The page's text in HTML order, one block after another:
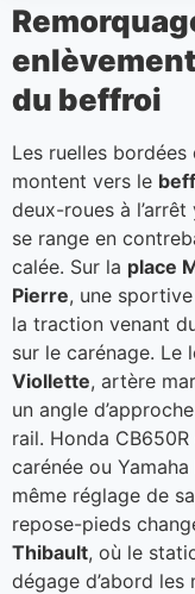
du beffroi
Les ruelles
montent vers le
deux-roues à
se range en
calée. Sur la place
Pierre, une
la traction venant
sur le carénage. Le
Viollette, artère
un angle
rail. Honda
carénée ou
même réglage de
repose-pieds
Thibault, où le
dégage d’abord